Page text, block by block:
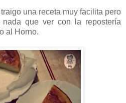
una receta muy facilita pero
que ver con la repostería
al Horno.